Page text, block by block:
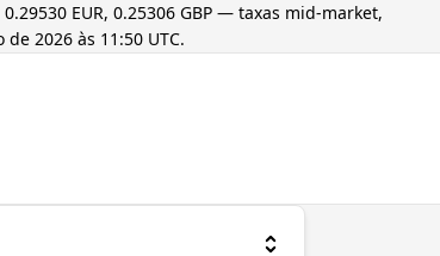
EUR, 0.25306 GBP — taxas mid-market,
de 2026 às 11:50 UTC.